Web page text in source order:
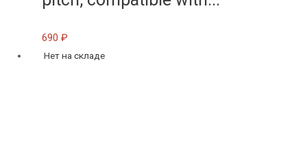
690₽
Нет на складе